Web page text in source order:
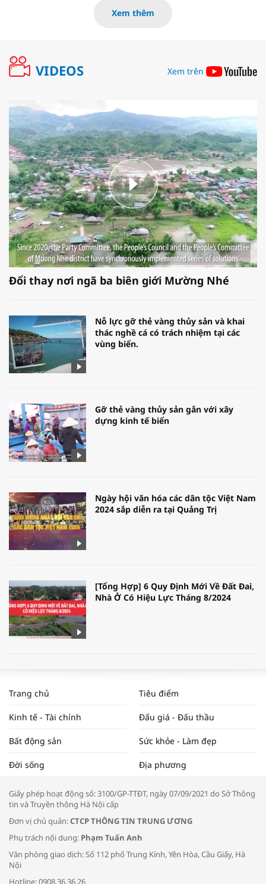
Xem thêm
VIDEOS Xem trên
Đổi thay nơi ngã ba biên giới Mường Nhé
Nỗ lực gỡ thẻ vàng thủy sản và khai
thác nghề cá có trách nhiệm tại các
vùng biển.
Gỡ thẻ vàng thủy sản gắn với xây
dựng kinh tế biển
Ngày hội văn hóa các dân tộc Việt Nam
2024 sắp diễn ra tại Quảng Trị
[Tổng Hợp] 6 Quy Định Mới Về Đất Đai,
Nhà Ở Có Hiệu Lực Tháng 8/2024
NAM NĂM 2024 VÀ NĂM 2025 | NHỊP
ĐẬP THỊ TRƯỜNG #62
Tọa đàm “Xúc tiến thương mại: Khơi
Bác sĩ tư vấn cách phòng tránh bệnh
đường hô hấp trong thời tiết giao mùa
Trang chủ Tiêu điểm
Kinh tế - Tài chính Đấu giá - Đấu thầu
Bất động sản Sức khỏe - Làm đẹp
Đời sống Địa phương
Giấy phép hoạt động số: 3100/GP-TTĐT, ngày 07/09/2021 do Sở Thông
tin và Truyền thông Hà Nội cấp
Đơn vị chủ quản:CTCP THÔNG TIN TRUNG ƯƠNG
Phụ trách nội dung: Phạm Tuấn Anh
Văn phòng giao dịch: Số 112 phố Trung Kính, Yên Hòa, Cầu Giấy, Hà
Nội
Hotline: 0908.36.36.26